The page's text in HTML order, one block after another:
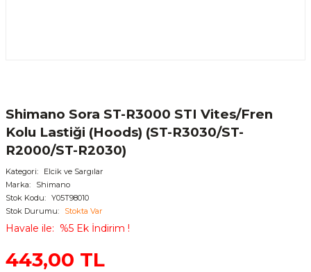
Shimano Sora ST-R3000 STI Vites/Fren
Kolu Lastiği (Hoods) (ST-R3030/ST-
R2000/ST-R2030)
Kategori
Elcik ve Sargılar
Marka
Shimano
Stok Kodu
Y05T98010
Stok Durumu
Stokta Var
Havale ile %5 Ek İndirim !
443,00 TL